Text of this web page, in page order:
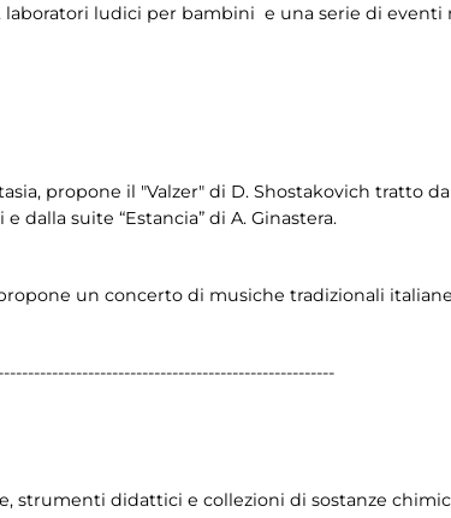
ludici per bambini e una serie di eventi
propone il "Valzer" di D. Shostakovich tratto
dalla suite “Estancia” di A. Ginastera.
un concerto di musiche tradizionali
strumenti didattici e collezioni di sostanze